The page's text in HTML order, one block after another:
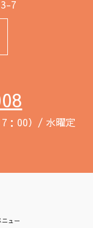
7
：00）/ 水曜定
ニュー